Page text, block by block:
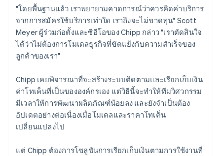
"โดยพื้นฐานแล้ว เราพยายามคาดการณ์ว่าควรคิดค่าบริการ
จากการสมัครใช้บริการเท่าใด เราถึงจะไม่ขาดทุน" Scott
Meyer ผู้ร่วมก่อตั้งและซีอีโอของ Chipp กล่าว "เราตัดสินใจ
ได้ว่าไม่ต้องการโมเดลธุรกิจที่ขัดแย้งกับความสำเร็จของ
ลูกค้าของเรา"
Chipp เคยพิจารณาที่จะสร้างระบบติดตามและเรียกเก็บเงิน
ค่าโทเค็นที่เป็นขององค์กรเอง แต่วิธีนี้จะทำให้ทีมวิศวกรรม
มีเวลาให้การพัฒนาผลิตภัณฑ์น้อยลง และยังจำเป็นต้อง
อัปเดตอย่างต่อเนื่องเมื่อโมเดลและราคาโทเค็น
เปลี่ยนแปลงไป
แต่ Chipp ต้องการโซลูชันการเรียกเก็บเงินตามการใช้งานที่